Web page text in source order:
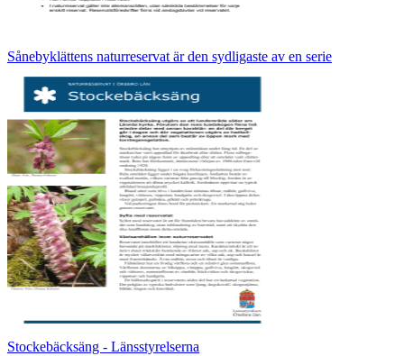
Sånebyklättens naturreservat är den sydligaste av en serie
Stockebäcksäng - Länsstyrelserna